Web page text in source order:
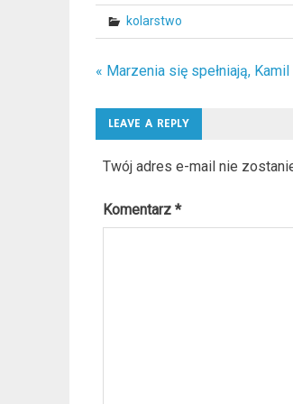
kolarstwo
Nawigacja
wpisu
« Marzenia się spełniają,
LEAVE A REPLY
Twój adres e-mail nie
Komentarz *